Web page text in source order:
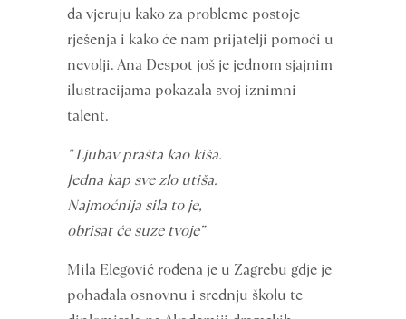
da vjeruju kako za probleme postoje
rješenja i kako će nam prijatelji pomoći u
nevolji. Ana Despot još je jednom sjajnim
ilustracijama pokazala svoj iznimni
talent.
” Ljubav prašta kao kiša.
Jedna kap sve zlo utiša.
Najmoćnija sila to je,
obrisat će suze tvoje”
Mila Elegović rođena je u Zagrebu gdje je
pohađala osnovnu i srednju školu te